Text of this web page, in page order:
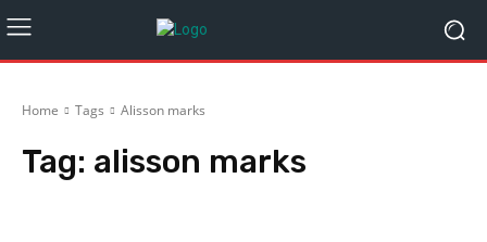
Home Tags Alisson marks
Tag: alisson marks